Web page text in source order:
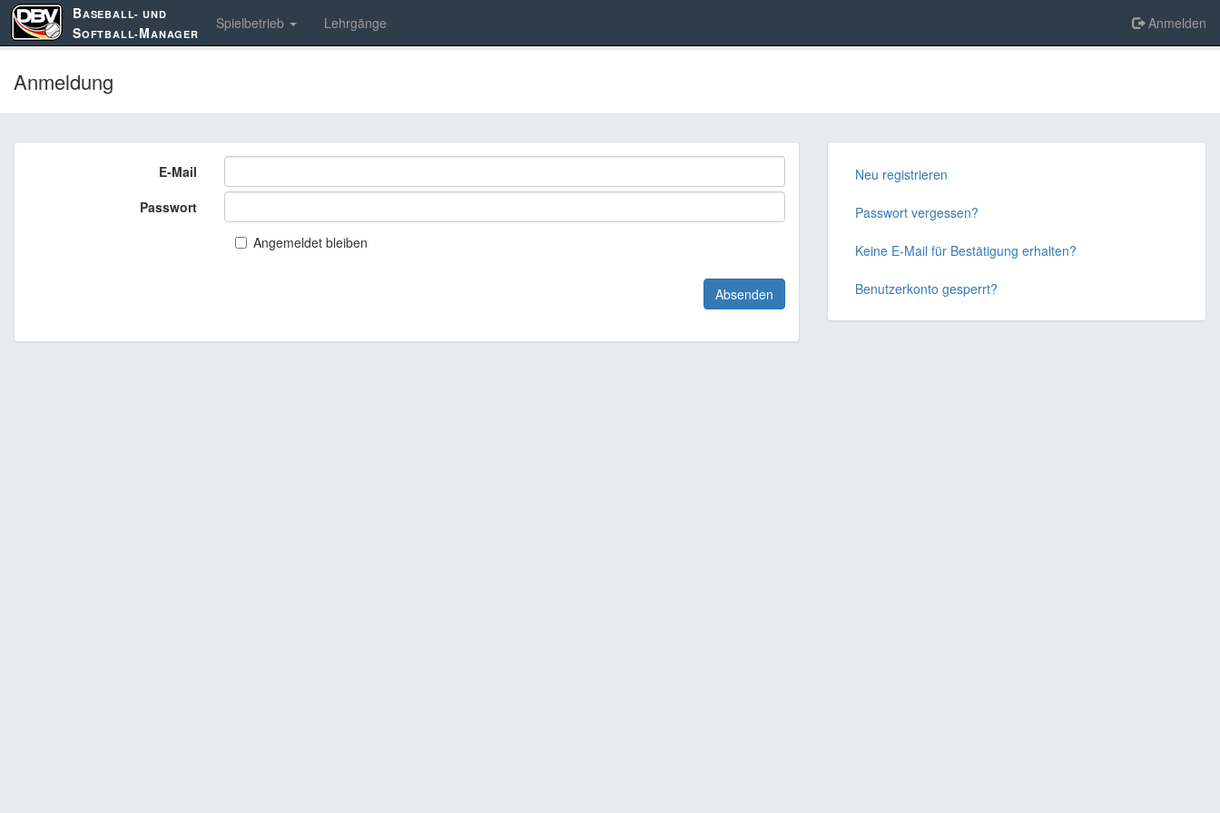
BASEBALL- UND
SOFTBALL-MANAGER
Spielbetrieb Lehrgänge Anmelden
Anmeldung
E-Mail
Passwort
Angemeldet bleiben
Neu registrieren
Passwort vergessen?
Keine E-Mail für Bestätigung erhalten?
Benutzerkonto gesperrt?